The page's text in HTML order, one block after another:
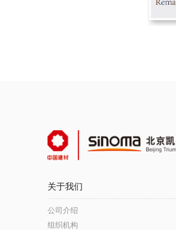
关于我们
公司介绍
组织机构